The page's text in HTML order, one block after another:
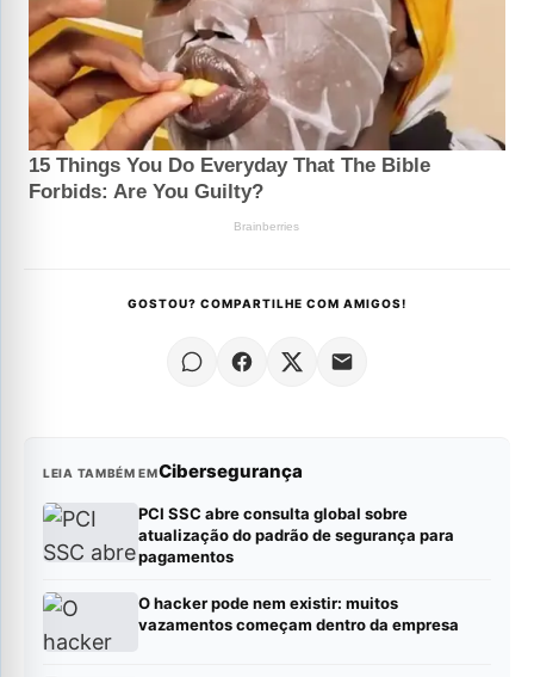
GOSTOU? COMPARTILHE COM AMIGOS!
LEIA TAMBÉM EMCibersegurança
PCI SSC abre consulta global sobre
atualização do padrão de segurança para
pagamentos
O hacker pode nem existir: muitos
vazamentos começam dentro da empresa